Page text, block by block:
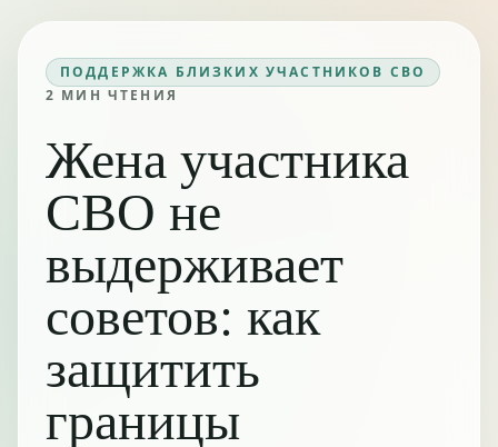
ПОДДЕРЖКА БЛИЗКИХ УЧАСТНИКОВ СВО
2 МИН ЧТЕНИЯ
Жена участника
СВО не
выдерживает
советов: как
защитить
границы